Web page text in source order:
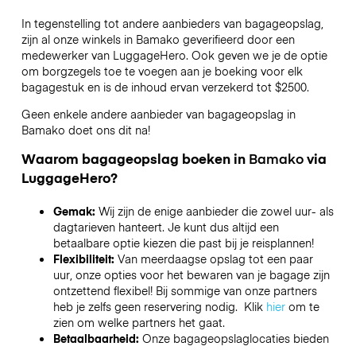
In tegenstelling tot andere aanbieders van bagageopslag,
zijn al onze winkels in Bamako geverifieerd door een
medewerker van LuggageHero. Ook geven we je de optie
om borgzegels toe te voegen aan je boeking voor elk
bagagestuk en is de inhoud ervan verzekerd tot $2500.
Geen enkele andere aanbieder van bagageopslag in
Bamako doet ons dit na!
Waarom bagageopslag boeken in Bamakovia
LuggageHero?
Gemak: Wij zijn de enige aanbieder die zowel uur- als
dagtarieven hanteert. Je kunt dus altijd een
betaalbare optie kiezen die past bij je reisplannen!
Flexibiliteit: Van meerdaagse opslag tot een paar
uur, onze opties voor het bewaren van je bagage zijn
ontzettend flexibel! Bij sommige van onze partners
heb je zelfs geen reservering nodig. Klik hierom te
zien om welke partners het gaat.
Betaalbaarheid: Onze bagageopslaglocaties bieden